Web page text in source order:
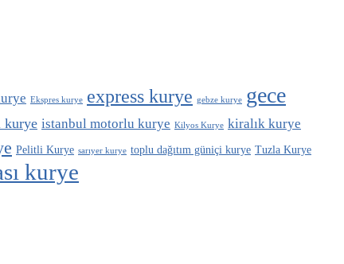
Ekspres kurye express kurye gebze kurye gece
kurye istanbul motorlu kurye Kilyos Kurye kiralık kurye
Pelitli Kurye sarıyer kurye toplu dağıtım güniçi kurye Tuzla Kurye
kurye